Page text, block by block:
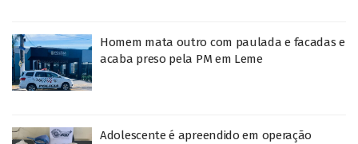
Homem mata outro com paulada e facadas e
acaba preso pela PM em Leme
Adolescente é apreendido em operação